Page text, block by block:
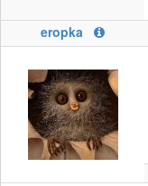
eropka